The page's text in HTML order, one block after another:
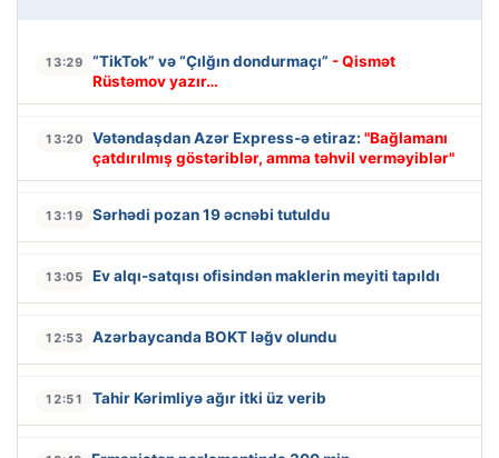
13:29 “TikTok” və “Çılğın dondurmaçı” - Qismət
Rüstəmov yazır…
13:20 Vətəndaşdan Azər Express-ə etiraz: "Bağlamanı
çatdırılmış göstəriblər, amma təhvil verməyiblər"
13:19 Sərhədi pozan 19 əcnəbi tutuldu
13:05 Ev alqı-satqısı ofisindən maklerin meyiti tapıldı
12:53 Azərbaycanda BOKT ləğv olundu
12:51 Tahir Kərimliyə ağır itki üz verib